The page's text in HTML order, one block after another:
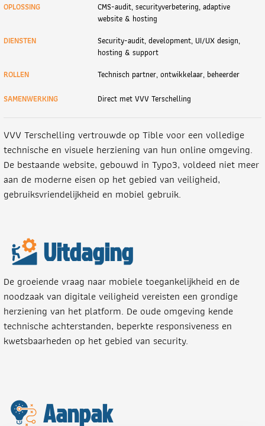
OPLOSSING
CMS-audit, securityverbetering, adaptive
website & hosting
DIENSTEN
Security-audit, development, UI/UX design,
hosting & support
ROLLEN
Technisch partner, ontwikkelaar, beheerder
SAMENWERKING
Direct met VVV Terschelling
VVV Terschelling vertrouwde op Tible voor een volledige
technische en visuele herziening van hun online omgeving.
De bestaande website, gebouwd in Typo3, voldeed niet meer
aan de moderne eisen op het gebied van veiligheid,
gebruiksvriendelijkheid en mobiel gebruik.
Uitdaging
De groeiende vraag naar mobiele toegankelijkheid en de
noodzaak van digitale veiligheid vereisten een grondige
herziening van het platform. De oude omgeving kende
technische achterstanden, beperkte responsiveness en
kwetsbaarheden op het gebied van security.
Aanpak